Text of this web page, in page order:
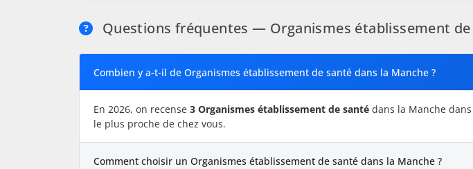
Questions fréquentes — Organismes établissement
Combien y a-t-il de Organismes établissement de santé dans la Manche ?
En 2026, on recense 3 Organismes établissement de santé dans la Manche
le plus proche de chez vous.
Comment choisir un Organismes établissement de santé dans la Manche ?